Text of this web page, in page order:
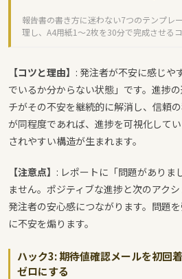
報告書の書き方に迷わない7つのテンプレ
理し、A4用紙1〜2枚を30分で完成させる
【コツと理由】 : 発注者が不安に感じや
でいるか分からない状態」です。進捗
チがその不安を継続的に解消し、信頼
が同程度であれば、進捗を可視化して
されやすい構造が生まれます。
【注意点】 : レポートに「問題がありま
ません。ポジティブな進捗と次のアク
発注者の安心感につながります。問題
に不安を煽ります。
ハック3: 期待値確認メールを初回
ゼロにする